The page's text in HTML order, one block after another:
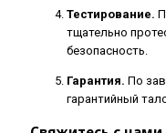
Тестирование.
тщательно
безопасность.
Гарантия. По
гарантийный